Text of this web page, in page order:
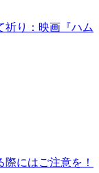
祈り：映画『ハム
にはご注意を！